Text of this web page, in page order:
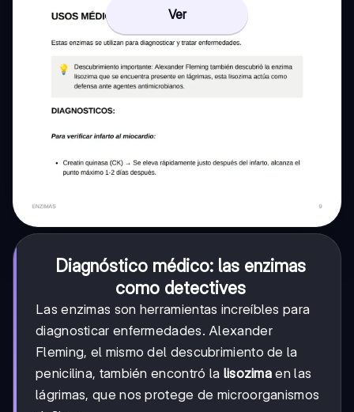
Ver
Diagnóstico médico: las enzimas
como detectives
Las enzimas son herramientas increíbles para
diagnosticar enfermedades. Alexander
Fleming, el mismo del descubrimiento de la
penicilina, también encontró la lisozima en las
lágrimas, que nos protege de microorganismos